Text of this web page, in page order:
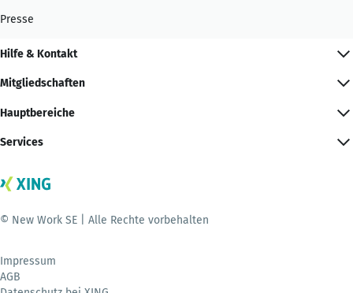
Presse
Hilfe & Kontakt
Mitgliedschaften
Hauptbereiche
Services
© New Work SE | Alle Rechte vorbehalten
Impressum
AGB